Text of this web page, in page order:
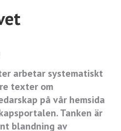
arbetar systematiskt
texter om
på vår hemsida
Tanken är
blandning av